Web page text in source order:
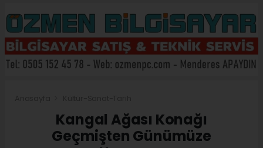
Kangal Ağası Konağı
Geçmişten Günümüze